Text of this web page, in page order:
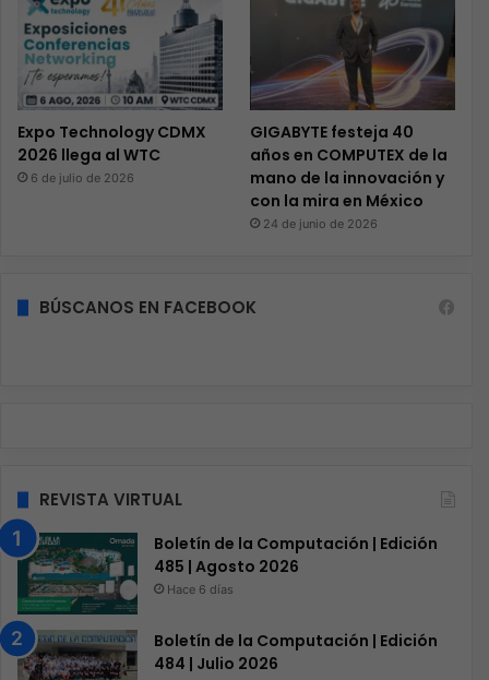
Expo Technology CDMX
2026 llega al WTC
6 de julio de 2026
GIGABYTE festeja 40
años en COMPUTEX de la
mano de la innovación y
con la mira en México
24 de junio de 2026
BÚSCANOS EN FACEBOOK
REVISTA VIRTUAL
Boletín de la Computación | Edición
485 | Agosto 2026
Hace 6 días
Boletín de la Computación | Edición
484 | Julio 2026